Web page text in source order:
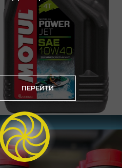
ПЕРЕЙТИ